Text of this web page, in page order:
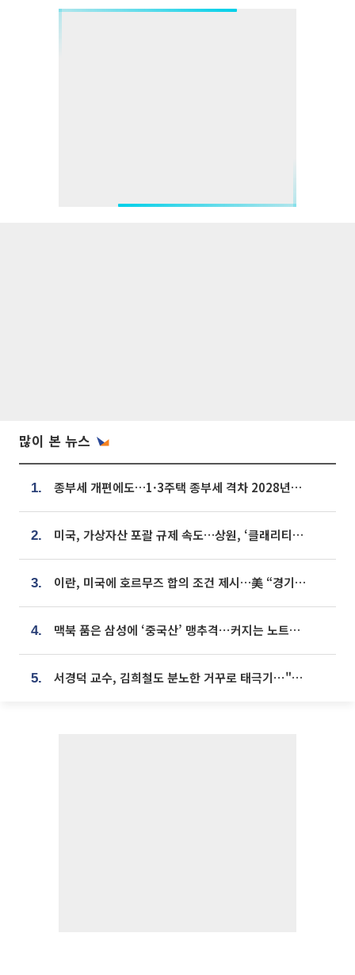
많이 본 뉴스
1. 종부세 개편에도…1·3주택 종부세 격차 2028년부터 확대
2. 미국, 가상자산 포괄 규제 속도…상원, ‘클래리티법’ 9월 절차투표 추진
3. 이란, 미국에 호르무즈 합의 조건 제시…美 “경기 아직 안 끝나” [종합]
4. 맥북 품은 삼성에 ‘중국산’ 맹추격⋯커지는 노트북 OLED 시장
5. 서경덕 교수, 김희철도 분노한 거꾸로 태극기⋯"엉터리는 아냐, 아쉬울 뿐"